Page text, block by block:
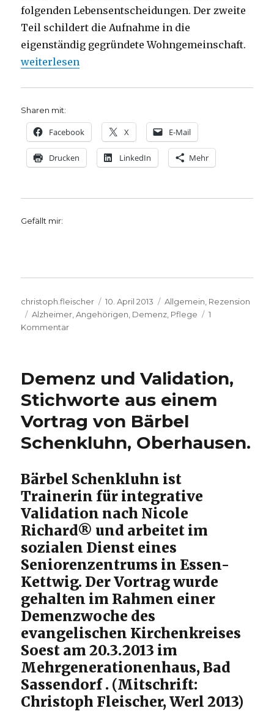
folgenden Lebensentscheidungen. Der zweite
Teil schildert die Aufnahme in die
eigenständig gegründete Wohngemeinschaft.
„Wo ist Zuhause? Rezension von Christoph
weiterlesen
Sharen mit:
Facebook X E-Mail
Drucken LinkedIn Mehr
Gefällt mir:
Autor
christoph.fleischer
Veröffentlicht
am
10. April 2013 Kategorien
Allgemein Rezension
Schlagwörter
Alzheimer ,Angehörigen Demenz Pflege
1
Kommentarzu
Rezension
Christoph
Fleischer,
Werl
2013
Demenz und Validation,
Stichworte aus einem
Vortrag von Bärbel
Schenkluhn, Oberhausen.
Bärbel Schenkluhn ist
Trainerin für integrative
Validation nach Nicole
Richard® und arbeitet im
sozialen Dienst eines
Seniorenzentrums in Essen-
Kettwig. Der Vortrag wurde
gehalten im Rahmen einer
Demenzwoche des
evangelischen Kirchenkreises
Soest am 20.3.2013 im
Mehrgenerationenhaus, Bad
Sassendorf . (Mitschrift:
Christoph Fleischer, Werl 2013)